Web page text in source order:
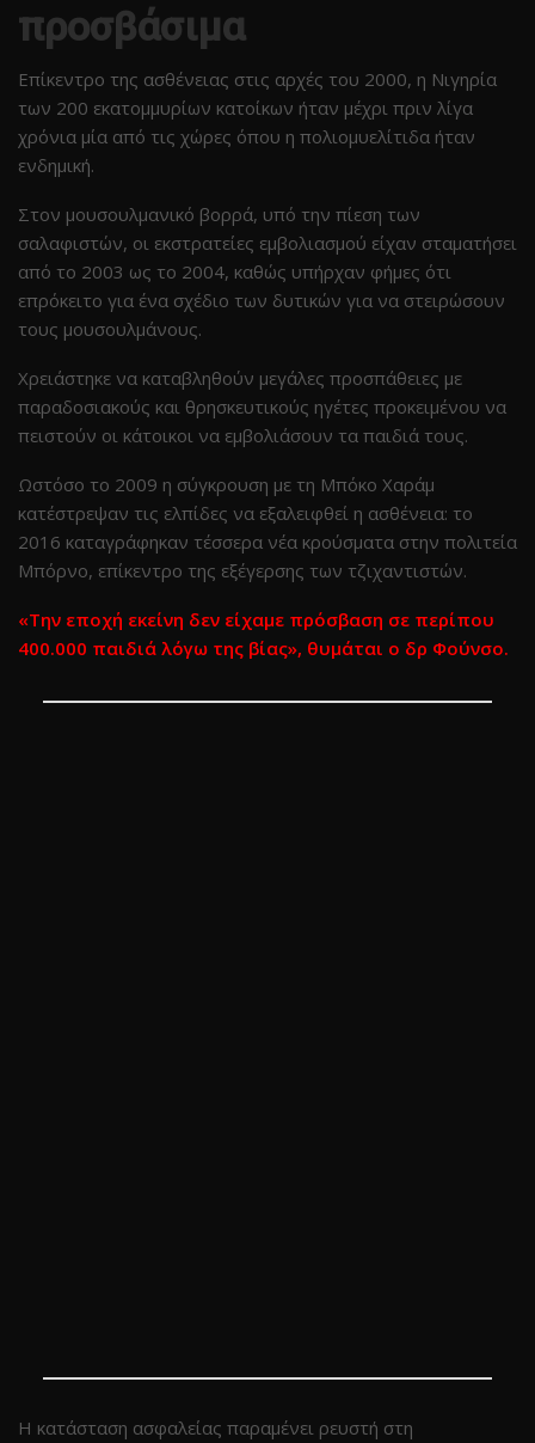
προσβάσιμα
Επίκεντρο της ασθένειας στις αρχές του 2000, η Νιγηρία
των 200 εκατομμυρίων κατοίκων ήταν μέχρι πριν λίγα
χρόνια μία από τις χώρες όπου η πολιομυελίτιδα ήταν
ενδημική.
Στον μουσουλμανικό βορρά, υπό την πίεση των
σαλαφιστών, οι εκστρατείες εμβολιασμού είχαν σταματήσει
από το 2003 ως το 2004, καθώς υπήρχαν φήμες ότι
επρόκειτο για ένα σχέδιο των δυτικών για να στειρώσουν
τους μουσουλμάνους.
Χρειάστηκε να καταβληθούν μεγάλες προσπάθειες με
παραδοσιακούς και θρησκευτικούς ηγέτες προκειμένου να
πειστούν οι κάτοικοι να εμβολιάσουν τα παιδιά τους.
Ωστόσο το 2009 η σύγκρουση με τη Μπόκο Χαράμ
κατέστρεψαν τις ελπίδες να εξαλειφθεί η ασθένεια: το
2016 καταγράφηκαν τέσσερα νέα κρούσματα στην πολιτεία
Μπόρνο, επίκεντρο της εξέγερσης των τζιχαντιστών.
«Την εποχή εκείνη δεν είχαμε πρόσβαση σε περίπου
400.000 παιδιά λόγω της βίας», θυμάται ο δρ Φούνσο.
Η κατάσταση ασφαλείας παραμένει ρευστή στη